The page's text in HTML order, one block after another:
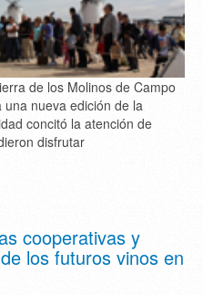
de los Molinos de Campo
nueva edición de la
concitó la atención de
disfrutar
cooperativas y
los futuros vinos en